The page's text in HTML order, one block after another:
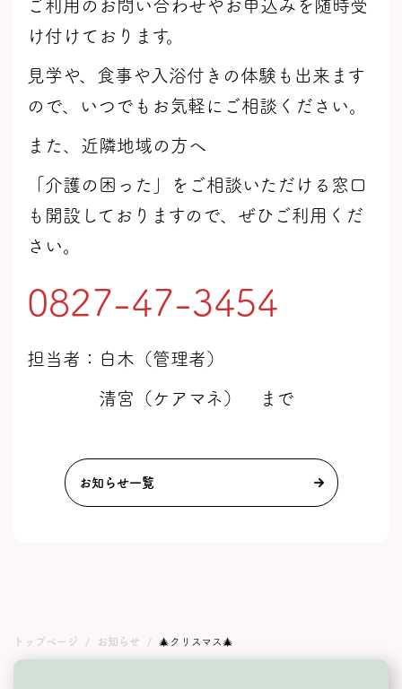
ご利用のお問い合わせやお申込みを随時受
け付けております。
見学や、食事や入浴付きの体験も出来ます
ので、いつでもお気軽にご相談ください。
また、近隣地域の方へ
「介護の困った」をご相談いただける窓口
も開設しておりますので、ぜひご利用くだ
さい。
0827-47-3454
担当者：白木（管理者）
清宮（ケアマネ） まで
お知らせ一覧
トップページ お知らせ 🎄クリスマス🎄